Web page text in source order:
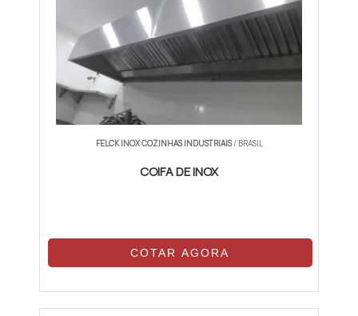
FELCK INOX COZINHAS INDUSTRIAIS/ BRASIL
COIFA DE INOX
COTAR AGORA